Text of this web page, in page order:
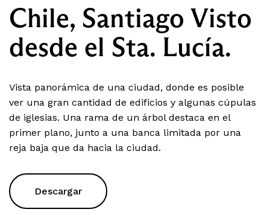
Chile, Santiago Visto
desde el Sta. Lucía.
Vista panorámica de una ciudad, donde es posible
ver una gran cantidad de edificios y algunas cúpulas
de iglesias. Una rama de un árbol destaca en el
primer plano, junto a una banca limitada por una
reja baja que da hacia la ciudad.
Descargar